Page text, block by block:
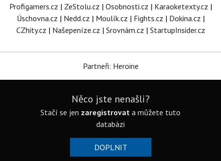
Profigamers.cz | ZeStolu.cz | Osobnosti.cz | Karaoketexty.cz |
Úschovna.cz | Nedd.cz | Moulík.cz | Fights.cz | Dokina.cz |
CZhity.cz | Našepeníze.cz | Srovnám.cz | StartupInsider.cz
Partneři: Heroine
Něco jste nenašli?
Stačí se jen zaregistrovat a můžete tuto
databázi
DOPLNIT